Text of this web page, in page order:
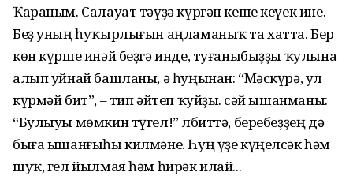
Ҡараным. Салауат тәүҙә күргән кеше кеүек ине.
Беҙ уның һуҡырлығын аңламаныҡ та хатта. Бер
көн күрше инәй беҙгә инде, туғаныбыҙҙы ҡулына
алып уйнай башланы, ә һуңынан: “Мәскүрә, ул
күрмәй бит”, – тип әйтеп ҡуйҙы. Әсәй ышанманы:
“Булыуы мөм­кин түгел!” Әлбиттә, беребеҙҙең дә
быға ышанғыһы килмәне. Һуң үҙе күңелсәк һәм
шуҡ, гел йылмая һәм һирәк илай...